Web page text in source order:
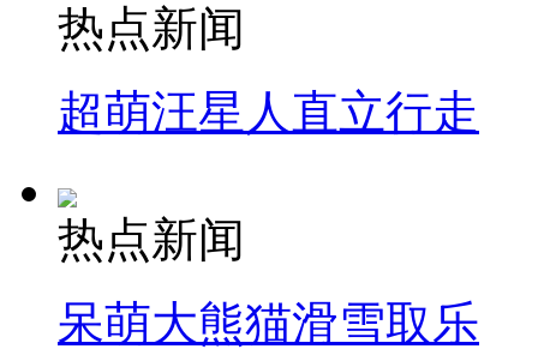
热点新闻
超萌汪星人直立行走
热点新闻
呆萌大熊猫滑雪取乐